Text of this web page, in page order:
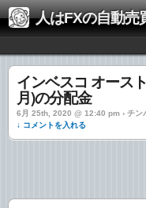
人はFXの自動売
インベスコ オース
月)の分配金
6月 25th, 2020 @ 12:40 pm › チン
↓ コメントを入れる